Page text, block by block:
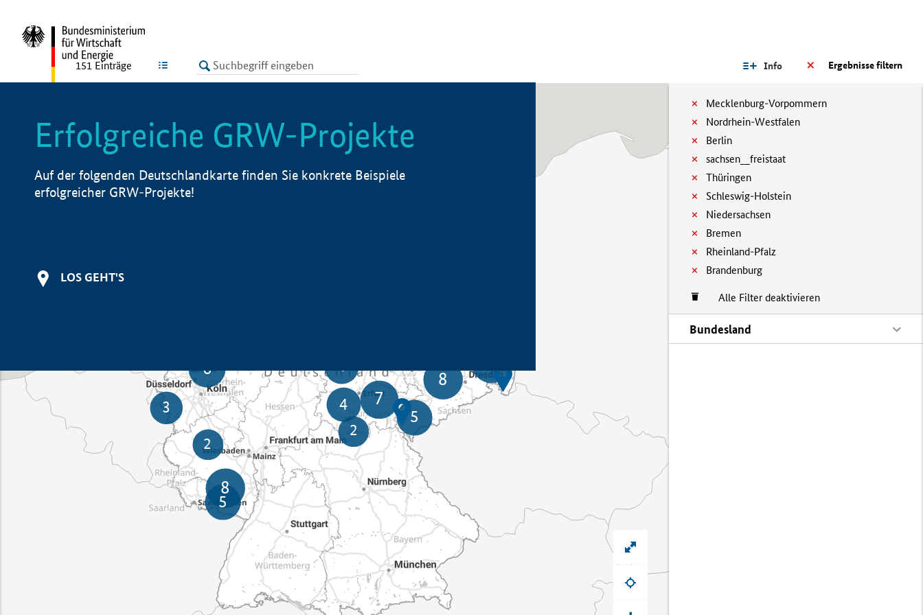
LISTE Ergebnisse filtern
Info
Mecklenburg-Vorpommern
Nordrhein-Westfalen
Berlin
sachsen__freistaat
Thüringen
Schleswig-Holstein
Niedersachsen
Bremen
Rheinland-Pfalz
Brandenburg
Alle Filter deaktivieren
Bundesland
151 Einträge
Erfolgreiche GRW-Projekte
Auf der folgenden Deutschlandkarte finden Sie konkrete Beispiele
erfolgreicher GRW-Projekte!
LOS GEHT'S